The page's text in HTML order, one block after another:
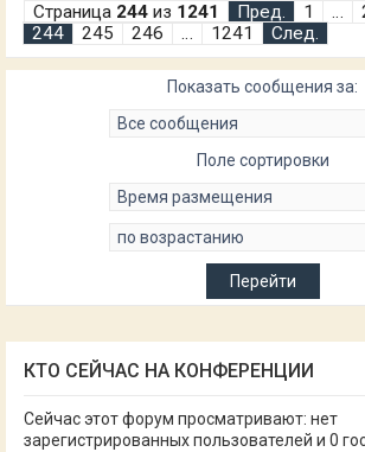
Страница 244 из 1241 Пред. 1 …
244
245 246 … 1241 След.
Показать сообщения за:
Поле сортировки
КТО СЕЙЧАС НА КОНФЕРЕНЦИИ
Сейчас этот форум просматривают: нет
зарегистрированных пользователей и 0